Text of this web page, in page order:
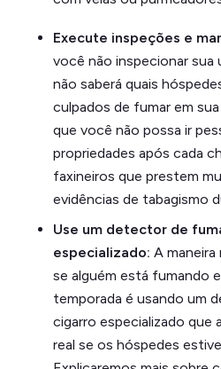
Execute inspeções e
você não inspecionar sua
não saberá quais
culpados de fumar em
que você não possa ir
propriedades após cada
faxineiros que prestem
evidências de tabagismo
Use um detector de
especializado: A
se alguém está fumando
temporada é usando um
cigarro especializado que
real se os hóspedes